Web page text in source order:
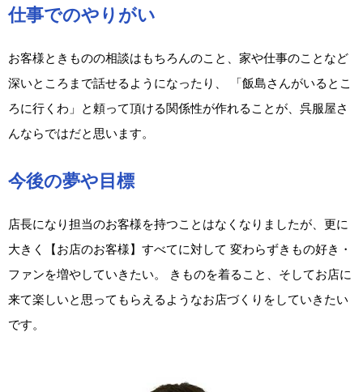
仕事でのやりがい
お客様ときものの相談はもちろんのこと、家や仕事のことなど
深いところまで話せるようになったり、 「飯島さんがいるとこ
ろに行くわ」と頼って頂ける関係性が作れることが、呉服屋さ
んならではだと思います。
今後の夢や目標
店長になり担当のお客様を持つことはなくなりましたが、更に
大きく【お店のお客様】すべてに対して 変わらずきもの好き・
ファンを増やしていきたい。 きものを着ること、そしてお店に
来て楽しいと思ってもらえるようなお店づくりをしていきたい
です。